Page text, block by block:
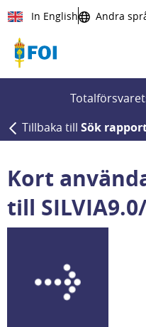
Till innehållet
In English Andra
Tillbaka till Sök
Kort
till